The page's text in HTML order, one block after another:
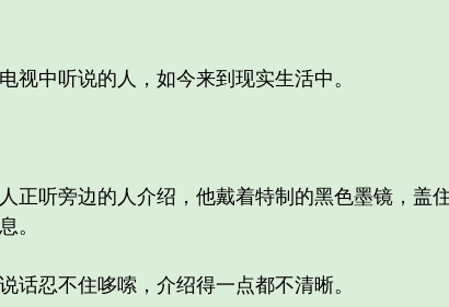
中听说的人，如今来到现实生活中。
听旁边的人介绍，他戴着特制的黑色墨镜，盖
。
忍不住哆嗦，介绍得一点都不清晰。